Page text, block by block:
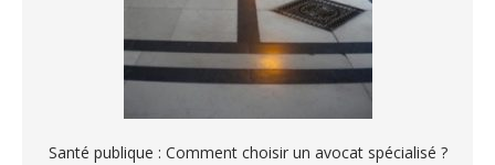
Santé publique : Comment choisir un avocat spécialisé ?